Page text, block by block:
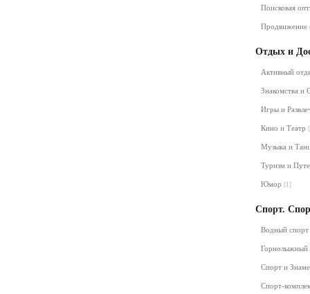
Поисковая
Продвижение
Отдых и
Активный
Знакомства и
Игры и
Кино и Театр
Музыка и
Туризм и
Юмор [1]
Спорт.
Водный спорт
Горнолыжный
Спорт и
Спорт-